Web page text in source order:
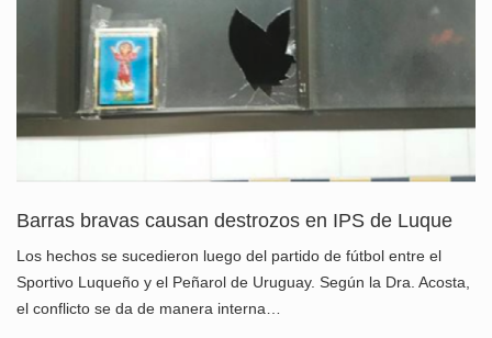
Barras bravas causan destrozos en IPS de Luque
Los hechos se sucedieron luego del partido de fútbol entre el
Sportivo Luqueño y el Peñarol de Uruguay. Según la Dra. Acosta,
el conflicto se da de manera interna…